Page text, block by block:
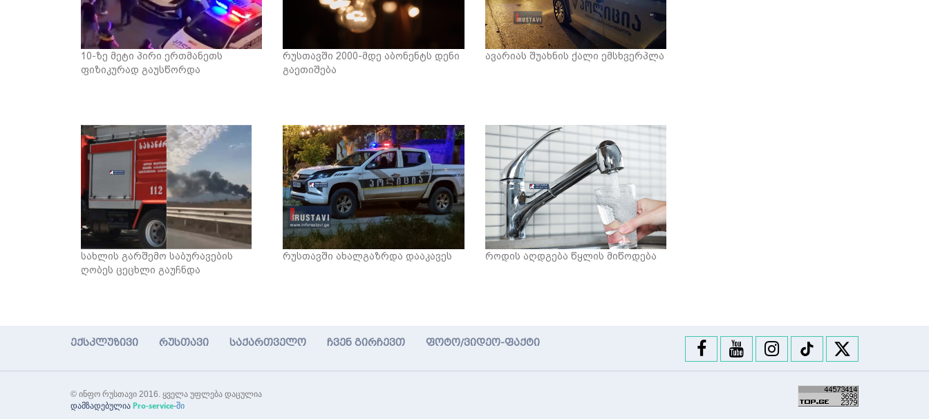
10-ზე მეტი პირი ერთმანეთს
ფიზიკურად გაუსწორდა
რუსთავში 2000-მდე აბონენტს დენი
გაეთიშება
ავარიას შუახნის ქალი ემსხვერპლა
სახლის გარშემო საბურავების
ღობეს ცეცხლი გაუჩნდა
რუსთავში ახალგაზრდა დააკავეს როდის აღდგება წყლის მიწოდება
ექსკლუზივი რუსთავი საქართველო ჩვენ გირჩევთ ფოტო/ვიდეო-ფაქტი
© ინფო რუსთავი 2016. ყველა უფლება დაცულია
დამზადებულია Pro-service-ში